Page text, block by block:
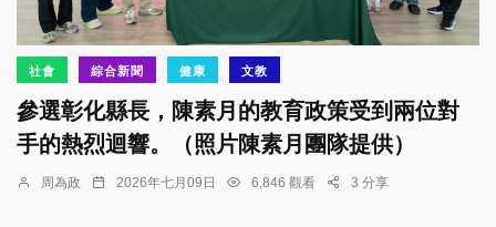
社會 綜合新聞 健康 文教
參選彰化縣長，陳素月的教育政策受到兩位對
手的熱烈迴響。（照片陳素月團隊提供）
周為政 2026年七月09日 6,846 觀看 3 分享